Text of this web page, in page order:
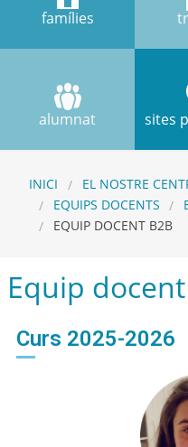
famílies
alumnat sites
INICI EL NOSTRE
EQUIPS DOCENTS
EQUIP DOCENT B2B
Equip
Curs 2025-2026